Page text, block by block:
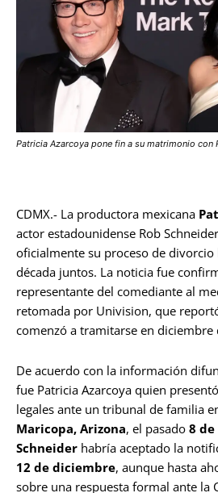
Patricia Azarcoya pone fin a su matrimonio con
CDMX.- La productora mexicana
actor estadounidense Rob
oficialmente su proceso de divorcio
década juntos. La noticia fue
representante del comediante al
retomada por Univision, que
comenzó a tramitarse en diciembre
De acuerdo con la información
fue Patricia Azarcoya quien
legales ante un tribunal de familia
Maricopa, Arizona, el pasado 8
Schneider habría aceptado la
12 de diciembre, aunque hasta
sobre una respuesta formal ante la